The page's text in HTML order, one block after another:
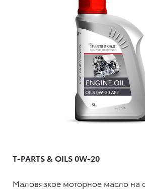
T-PARTS & OILS 0W-20
Маловязкое моторное масло на